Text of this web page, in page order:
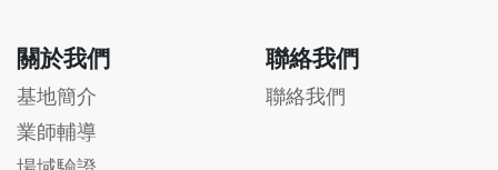
關於我們
基地簡介
業師輔導
聯絡我們
聯絡我們